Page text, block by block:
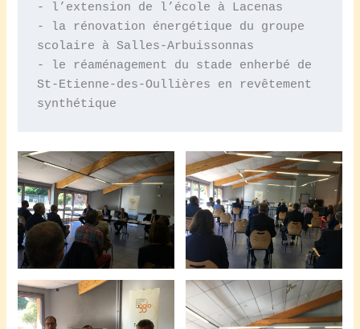
- l’extension de l’école à Lacenas
- la rénovation énergétique du groupe
scolaire à Salles-Arbuissonnas
- le réaménagement du stade enherbé de
St-Etienne-des-Oullières en revêtement
synthétique